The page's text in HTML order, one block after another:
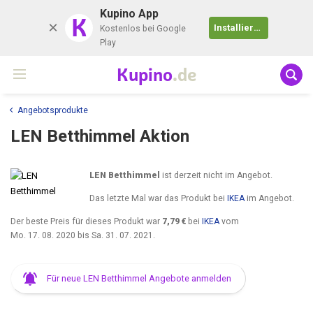
K Kupino App
Kostenlos bei Google
Play
Installieren
Kupino.de
Angebotsprodukte
LEN Betthimmel Aktion
LEN Betthimmel ist derzeit nicht im Angebot.
Das letzte Mal war das Produkt bei IKEAim Angebot.
Der beste Preis für dieses Produkt war 7,79 € bei IKEA vom
Mo. 17. 08. 2020 bis Sa. 31. 07. 2021
Für neue LEN Betthimmel Angebote anmelden